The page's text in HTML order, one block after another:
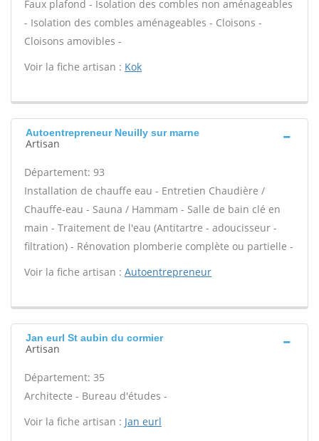
Faux plafond - Isolation des combles non aménageables
- Isolation des combles aménageables - Cloisons -
Cloisons amovibles -
Voir la fiche artisan : Kok
Autoentrepreneur Neuilly sur marne
Artisan
Département: 93
Installation de chauffe eau - Entretien Chaudière /
Chauffe-eau - Sauna / Hammam - Salle de bain clé en
main - Traitement de l'eau (Antitartre - adoucisseur -
filtration) - Rénovation plomberie complète ou partielle -
Voir la fiche artisan : Autoentrepreneur
Jan eurl St aubin du cormier
Artisan
Département: 35
Architecte - Bureau d'études -
Voir la fiche artisan : Jan eurl